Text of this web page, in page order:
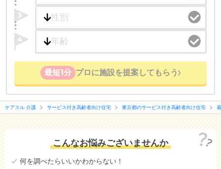
3
4
最短1分 プロに施設を提案してもらう
ケアスル 介護 サービス付き高齢者向け住宅 東京都のサービス付き高齢者向け住宅
こんなお悩みございませんか
何を調べたらいいかわからない！